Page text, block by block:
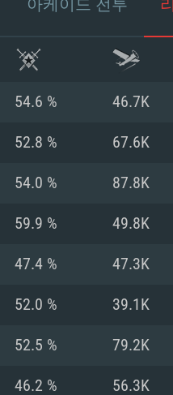
사항
아케이드 전투
54.6 % 46.7K
52.8 % 67.6K
54.0 % 87.8K
59.9 % 49.8K
47.4 % 47.3K
52.0 % 39.1K
52.5 % 79.2K
46.2 % 56.3K